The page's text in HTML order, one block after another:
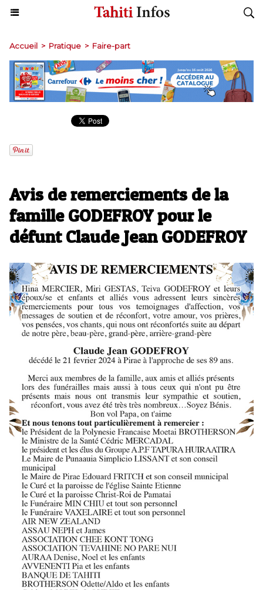
Accueil > Pratique > Faire-part
Avis de remerciements de la
famille GODEFROY pour le
défunt Claude Jean GODEFROY